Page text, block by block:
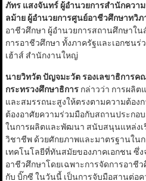
ภัทร แสงจันทร์ ผู้อำนวยการสำนักคว
ลม้าย ผู้อำนวยการศูนย์อาชีวศึกษาทวิภ
อาชีวศึกษา ผู้อำนวยการสถานศึกษาใ
การอาชีวศึกษา ทั้งภาครัฐและเอกชน
เฮ้าส์ สำนักงานใหญ่
นายวิทวัต ปัญจมะวัต รองเลขาธิการค
กระทรวงศึกษาธิการกล่าวว่า การผลิ
และสมรรถนะสูงให้ตรงตามความต้อง
ต้องอาศัยความร่วมมือกับสถานประกอ
ในการผลิตและพัฒนา สนับสนุนแหล่ง
วิชาชีพ ด้วยศักยภาพและมาตรฐานใน
เทคโนโลยีที่ทันสมัยของภาคเอกชน ซึ่
อาชีวศึกษาโดยเฉพาะการจัดการอาชี
กับ บิ๊กซี ในวันนี้ เป็นการจับมือสานต่อ